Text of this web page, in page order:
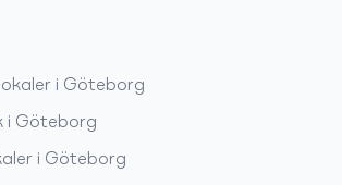
i Göteborg
i Göteborg
i Göteborg